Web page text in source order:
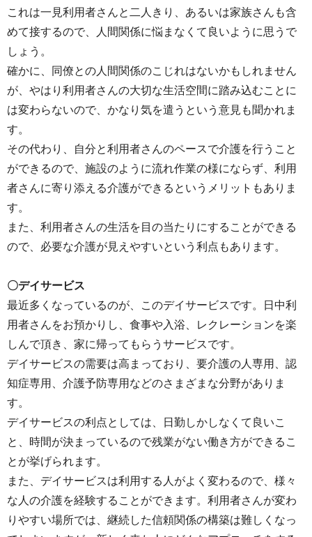
これは一見利用者さんと二人きり、あるいは家族さんも含
めて接するので、人間関係に悩まなくて良いように思うで
しょう。
確かに、同僚との人間関係のこじれはないかもしれません
が、やはり利用者さんの大切な生活空間に踏み込むことに
は変わらないので、かなり気を遣うという意見も聞かれま
す。
その代わり、自分と利用者さんのペースで介護を行うこと
ができるので、施設のように流れ作業の様にならず、利用
者さんに寄り添える介護ができるというメリットもありま
す。
また、利用者さんの生活を目の当たりにすることができる
ので、必要な介護が見えやすいという利点もあります。
〇デイサービス
最近多くなっているのが、このデイサービスです。日中利
用者さんをお預かりし、食事や入浴、レクレーションを楽
しんで頂き、家に帰ってもらうサービスです。
デイサービスの需要は高まっており、要介護の人専用、認
知症専用、介護予防専用などのさまざまな分野がありま
す。
デイサービスの利点としては、日勤しかしなくて良いこ
と、時間が決まっているので残業がない働き方ができるこ
とが挙げられます。
また、デイサービスは利用する人がよく変わるので、様々
な人の介護を経験することができます。利用者さんが変わ
りやすい場所では、継続した信頼関係の構築は難しくなっ